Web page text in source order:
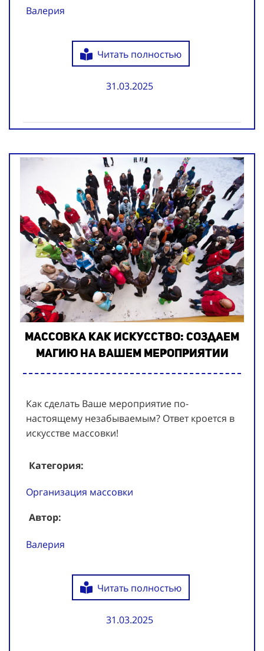
Валерия
Читать полностью
31.03.2025
Массовка как искусство: создаем
магию на Вашем мероприятии
Как сделать Ваше мероприятие по-
настоящему незабываемым? Ответ кроется в
искусстве массовки!
Категория:
Организация массовки
Автор:
Валерия
Читать полностью
31.03.2025